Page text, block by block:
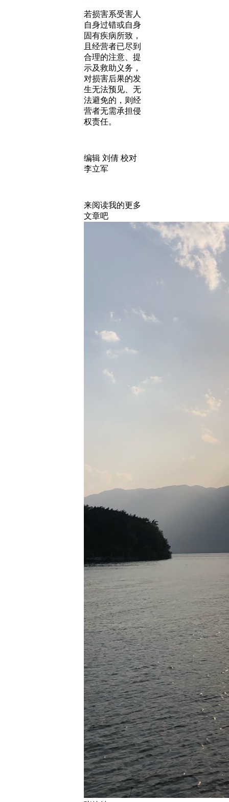
若损害系受害人
自身过错或自身
固有疾病所致，
且经营者已尽到
合理的注意、提
示及救助义务，
对损害后果的发
生无法预见、无
法避免的，则经
营者无需承担侵
权责任。
编辑 刘倩 校对
李立军
来阅读我的更多
文章吧